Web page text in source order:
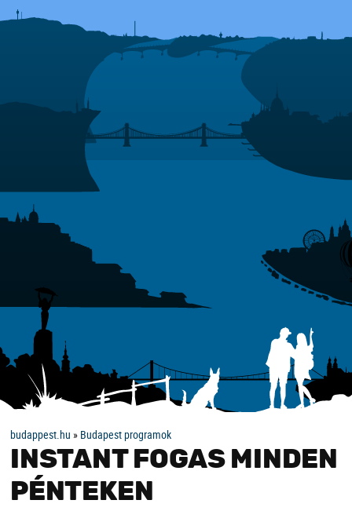
budappest.hu » Budapest programok
INSTANT FOGAS MINDEN
PÉNTEKEN